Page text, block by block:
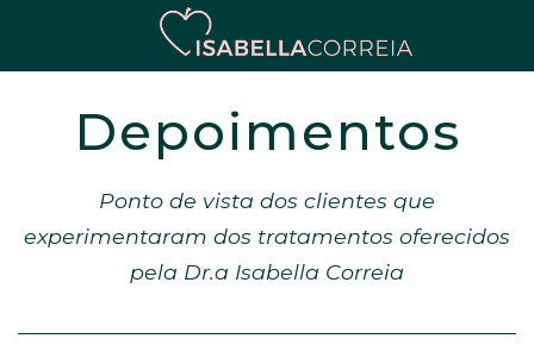
Depoimentos
Ponto de vista dos clientes que
experimentaram dos tratamentos oferecidos
pela Dr.a Isabella Correia